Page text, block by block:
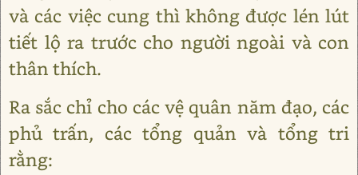
và các việc cung thì không được lén lút
tiết lộ ra trước cho người ngoài và con
thân thích.
Ra sắc chỉ cho các vệ quân năm đạo, các
phủ trấn, các tổng quản và tổng tri
rằng: